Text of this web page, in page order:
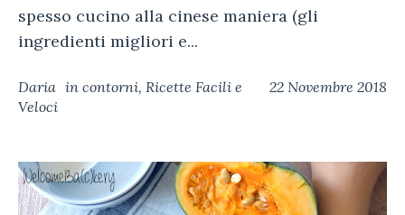
spesso cucino alla cinese maniera (gli
ingredienti migliori e...
22 Novembre 2018
Daria in contorni, Ricette Facili e
Veloci